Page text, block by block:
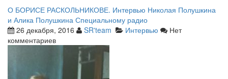
О БОРИСЕ РАСКОЛЬНИКОВЕ. Интервью Николая Полушкина
и Алика Полушкина Специальному радио
26 декабря, 2016
SR'team Интервью
Нет
комментариев